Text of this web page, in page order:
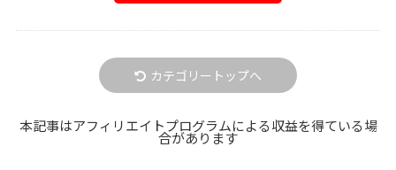
カテゴリートップへ
本記事はアフィリエイトプログラムによる収益を得ている場
合があります